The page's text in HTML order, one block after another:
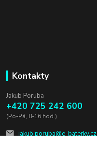
Kontakty
Jakub Poruba
+420 725 242 600
(Po-Pá, 8-16 hod.)
jakub.poruba@e-baterky.cz